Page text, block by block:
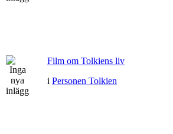
Film om Tolkiens liv
i Personen Tolkien